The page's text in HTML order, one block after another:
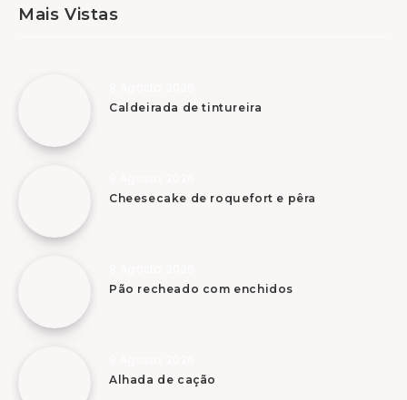
Mais Vistas
Caldeirada de tintureira
Cheesecake de roquefort e pêra
Pão recheado com enchidos
Alhada de cação